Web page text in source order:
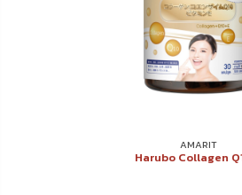
AMARIT
Harubo Collagen